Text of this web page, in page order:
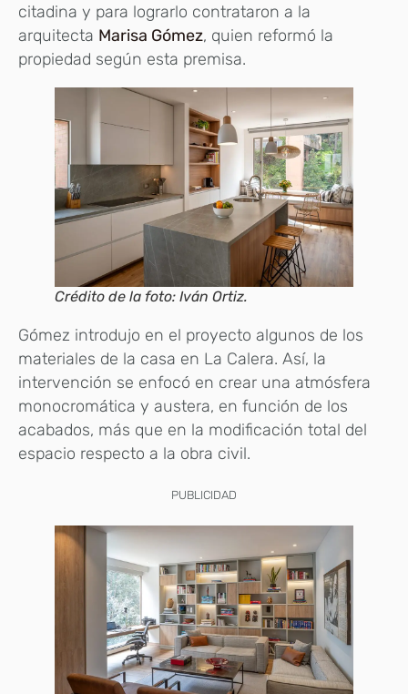
citadina y para lograrlo contrataron a la
arquitecta Marisa Gómez, quien reformó la
propiedad según esta premisa.
Crédito de la foto: Iván Ortiz.
Gómez introdujo en el proyecto algunos de los
materiales de la casa en La Calera. Así, la
intervención se enfocó en crear una atmósfera
monocromática y austera, en función de los
acabados, más que en la modificación total del
espacio respecto a la obra civil.
PUBLICIDAD